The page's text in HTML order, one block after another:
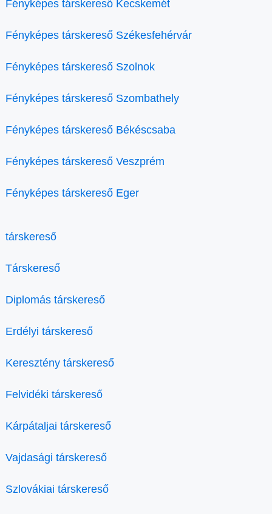
Fényképes társkereső Kecskemét
Fényképes társkereső Székesfehérvár
Fényképes társkereső Szolnok
Fényképes társkereső Szombathely
Fényképes társkereső Békéscsaba
Fényképes társkereső Veszprém
Fényképes társkereső Eger
társkereső
Társkereső
Diplomás társkereső
Erdélyi társkereső
Keresztény társkereső
Felvidéki társkereső
Kárpátaljai társkereső
Vajdasági társkereső
Szlovákiai társkereső